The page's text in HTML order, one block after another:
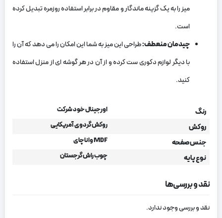
میز را به یک گزینه ماندگار و مقاوم در برابر استفاده روزمره تبدیل کرده
است.
چیدمان منعطف:طراحی این میز به شما این امکان را می ‌دهد که آن را
با دیگر لوازم دکوری ست کرده و از آن در هر گوشه ‌ای از منزل استفاده
کنید.
رنگ اورجینال خود شرکت
روکش روکش گردوی آمریکایی
جنس صفحه MDF واناچای
نوع پایه چوب راش گرجستان
نقد و بررسی‌ها
نقد و بررسی وجود ندارد.